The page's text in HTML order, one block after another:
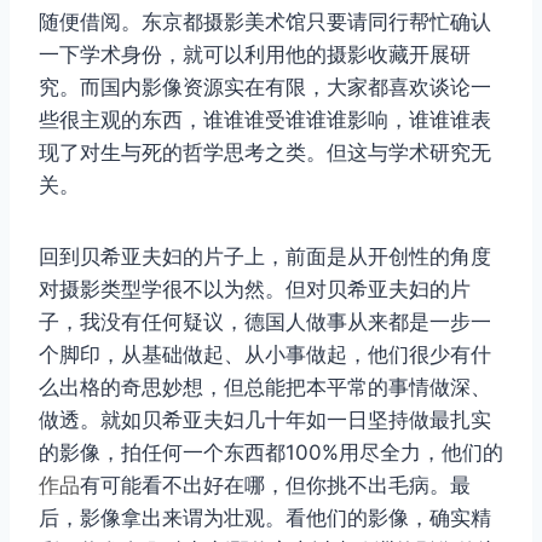
随便借阅。东京都摄影美术馆只要请同行帮忙确认
一下学术身份，就可以利用他的摄影收藏开展研
究。而国内影像资源实在有限，大家都喜欢谈论一
些很主观的东西，谁谁谁受谁谁谁影响，谁谁谁表
现了对生与死的哲学思考之类。但这与学术研究无
关。
回到贝希亚夫妇的片子上，前面是从开创性的角度
对摄影类型学很不以为然。但对贝希亚夫妇的片
子，我没有任何疑议，德国人做事从来都是一步一
个脚印，从基础做起、从小事做起，他们很少有什
么出格的奇思妙想，但总能把本平常的事情做深、
做透。就如贝希亚夫妇几十年如一日坚持做最扎实
的影像，拍任何一个东西都100%用尽全力，他们的
作品有可能看不出好在哪，但你挑不出毛病。最
后，影像拿出来谓为壮观。看他们的影像，确实精